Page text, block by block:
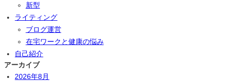
新型
ライティング
ブログ運営
在宅ワークと健康の悩み
自己紹介
アーカイブ
2026年8月